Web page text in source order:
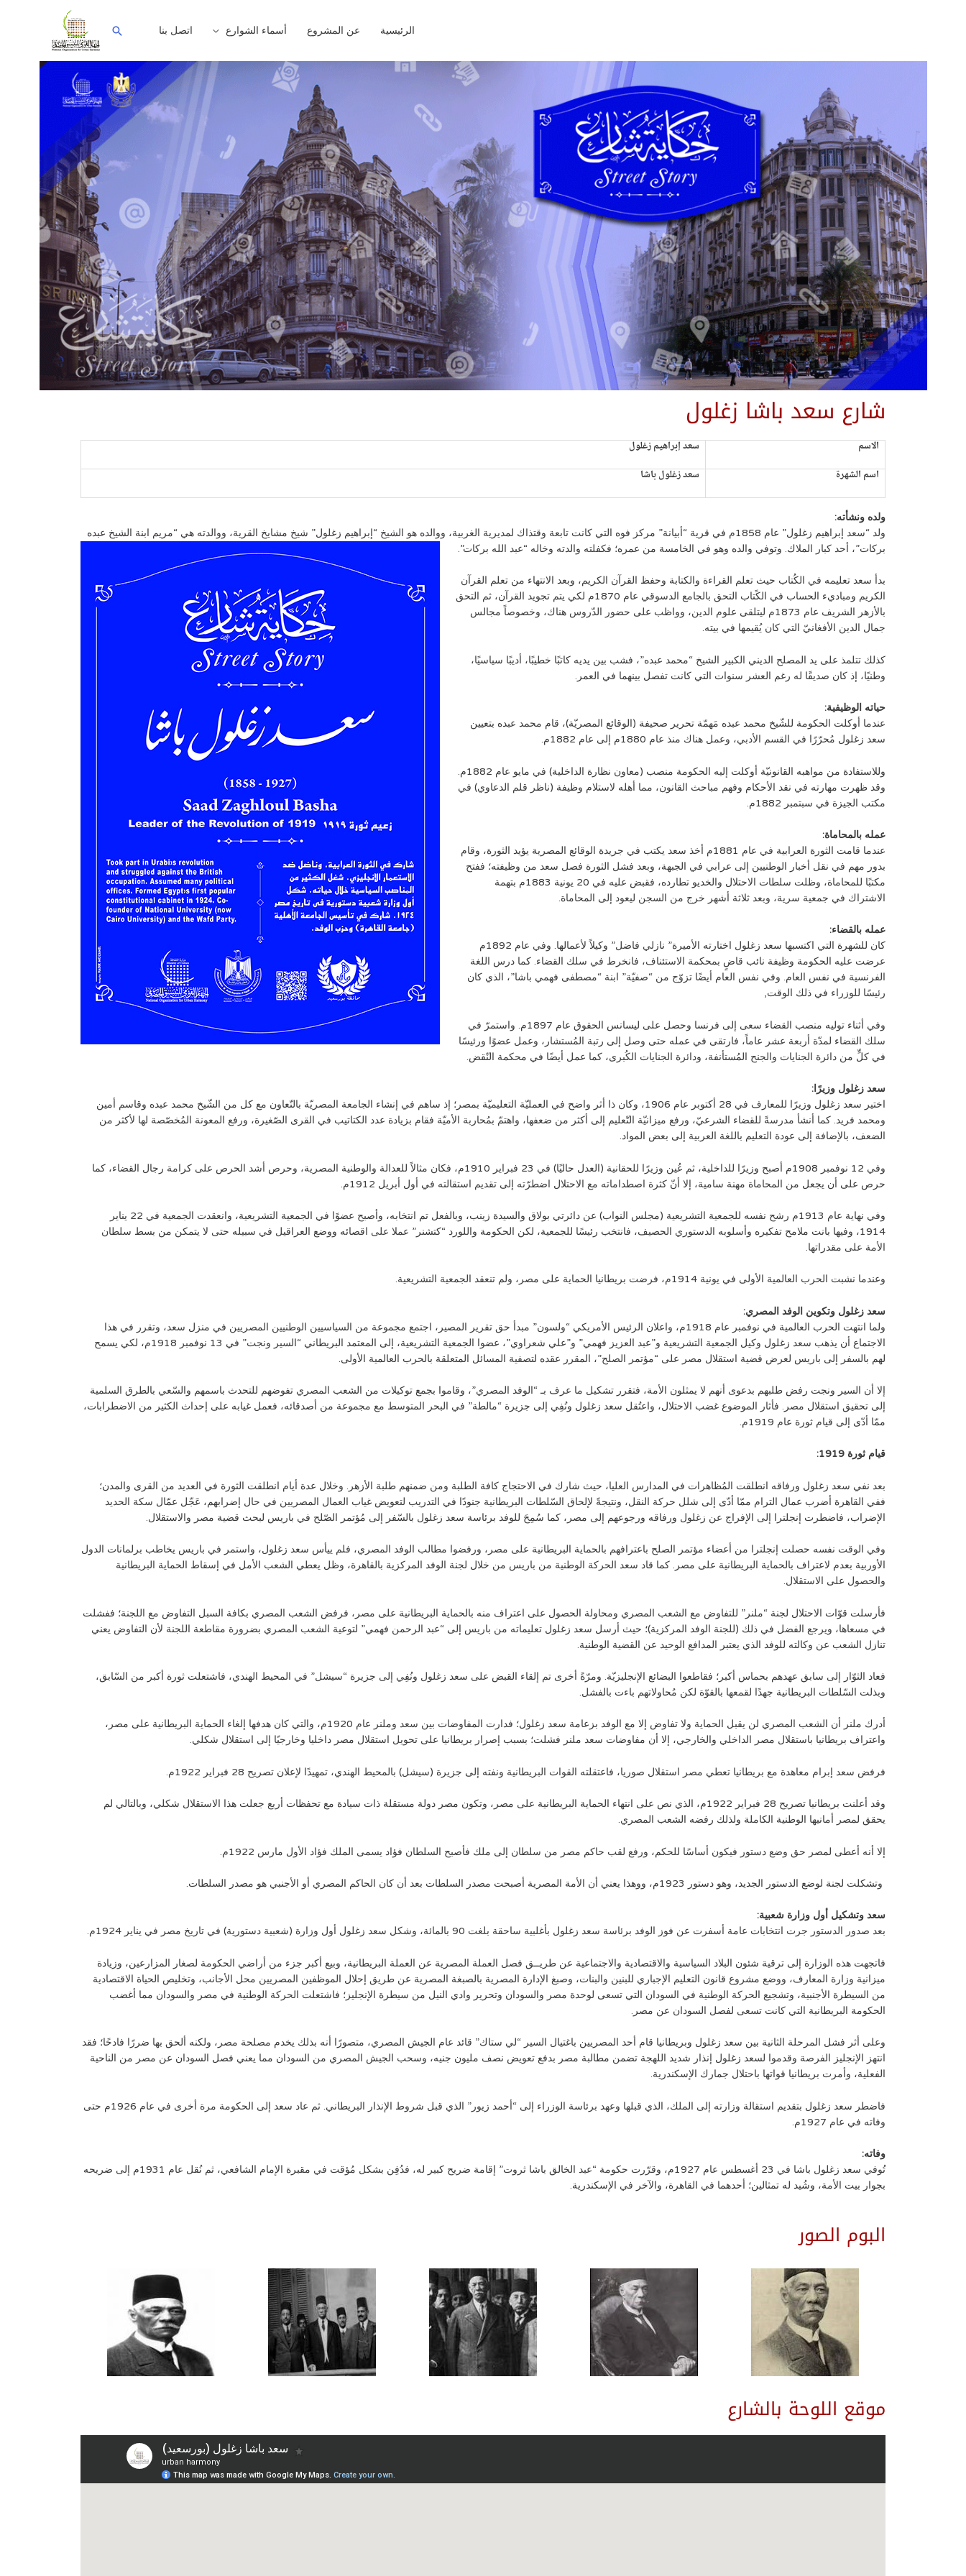
الرئيسية عن المشروع أسماء الشوارع اتصل بنا
شارع سعد باشا زغلول
الاسم
سعد إبراهيم زغلول
اسم الشهرة
سعد زغلول باشا
ولده ونشأته:
ولد “سعد إبراهيم زغلول” عام 1858م في قرية “أبيانة” مركز فوه التي كانت تابعة وقتذاك لمديرية الغربية، ووالده هو الشيخ “إبراهيم زغلول” شيخ مشايخ القرية، ووالدته هي “مريم ابنة الشيخ عبده
بركات”، أحد كبار الملاك. وتوفي والده وهو في الخامسة من عمره؛ فكفلته والدته وخاله “عبد الله بركات”.
بدأ سعد تعليمه في الكُتاب حيث تعلم القراءة والكتابة وحفظ القرآن الكريم، وبعد الانتهاء من تعلم القرآن
الكريم ومباديء الحساب في الكًتاب التحق بالجامع الدسوقي عام 1870م لكي يتم تجويد القرآن، ثم التحق
بالأزهر الشريف عام 1873م ليتلقى علوم الدين، وواظب على حضور الدّروس هناك، وخصوصاً مجالس
جمال الدين الأفغانيّ التي كان يُقيمها في بيته.
كذلك تتلمذ على يد المصلح الديني الكبير الشيخ “محمد عبده”، فشب بين يديه كاتبًا خطيبًا، أديبًا سياسيًا،
وطنيًا، إذ كان صديقًا له رغم العشر سنوات التي كانت تفصل بينهما في العمر.
حياته الوظيفية:
عندما أوكلت الحكومة للشّيخ محمد عبده مَهمّة تحرير صحيفة (الوقائع المصريّة)، قام محمد عبده بتعيين
سعد زغلول مُحرّرًا في القسم الأدبي، وعمل هناك منذ عام 1880م إلى عام 1882م.
وللاستفادة من مواهبه القانونيّة أوكلت إليه الحكومة منصب (معاون نظارة الداخلية) في مايو عام 1882م.
وقد ظهرت مهارته في نقد الأحكام وفهم مباحث القانون، مما أهله لاستلام وظيفة (ناظر قلم الدعاوي) في
مكتب الجيزة في سبتمبر 1882م.
عمله بالمحاماة:
عندما قامت الثورة العرابية في عام 1881م أخذ سعد يكتب في جريدة الوقائع المصرية يؤيد الثورة، وقام
بدور مهم في نقل أخبار الوطنيين إلى عرابي في الجبهة، وبعد فشل الثورة فصل سعد من وظيفته؛ ففتح
مكتبًا للمحاماة، وظلت سلطات الاحتلال والخديو تطارده، فقبض عليه في 20 يونية 1883م بتهمة
الاشتراك في جمعية سرية، وبعد ثلاثة أشهر خرج من السجن ليعود إلى المحاماة.
عمله بالقضاء:
كان للشهرة التي اكتسبها سعد زغلول اختارته الأميرة” نازلي فاضل” وكيلاً لأعمالها. وفي عام 1892م
عرضت عليه الحكومة وظيفة نائب قاضٍ بمحكمة الاستئناف، فانخرط في سلك القضاء. كما درس اللغة
الفرنسية في نفس العام. وفي نفس العام أيضًا تزوّج من “صفيّة” ابنة “مصطفى فهمي باشا”، الذي كان
رئيسًا للوزراء في ذلك الوقت,
وفي أثناء توليه منصب القضاء سعى إلى فرنسا وحصل على ليسانس الحقوق عام 1897م. واستمرّ في
سلك القضاء لمدّة أربعة عشر عاماً، فارتقى في عمله حتى وصل إلى رتبة المُستشار، وعمل عضوًا ورئيسًا
في كلٍّ من دائرة الجنايات والجنح المُستأنفة، ودائرة الجنايات الكُبرى، كما عمل أيضًا في محكمة النّقض.
سعد زغلول وزيرًا:
اختير سعد زغلول وزيرًا للمعارف في 28 أكتوبر عام 1906، وكان ذا أثر واضح في العمليّة التعليميّة بمصر؛ إذ ساهم في إنشاء الجامعة المصريّة بالتّعاون مع كل من الشّيخ محمد عبده وقاسم أمين
ومحمد فريد. كما أنشأ مدرسةً للقضاء الشرعيّ، ورفع ميزانيّة التّعليم إلى أكثر من ضعفها، واهتمّ بمُحاربة الأميّة فقام بزيادة عدد الكتاتيب في القرى الصّغيرة، ورفع المعونة المُخصّصة لها لأكثر من
الضعف، بالإضافة إلى عودة التعليم باللغة العربية إلى بعض المواد.
وفي 12 نوفمبر 1908م أصبح وزيرًا للداخلية، ثم عُين وزيرًا للحقانية (العدل حاليًا) في 23 فبراير 1910م، فكان مثالاً للعدالة والوطنية المصرية، وحرص أشد الحرص على كرامة رجال القضاء، كما
حرص على أن يجعل من المحاماة مهنة سامية، إلا أنّ كثرة اصطداماته مع الاحتلال اضطرّته إلى تقديم استقالته في أول أبريل 1912م.
وفي نهاية عام 1913م رشح نفسه للجمعية التشريعية (مجلس النواب) عن دائرتي بولاق والسيدة زينب، وبالفعل تم انتخابه، وأصبح عضوًا في الجمعية التشريعية، وانعقدت الجمعية في 22 يناير
1914، وفيها بانت ملامح تفكيره وأسلوبه الدستوري الحصيف، فانتخب رئيسًا للجمعية، لكن الحكومة واللورد “كتشنر” عملا على اقصائه ووضع العراقيل في سبيله حتى لا يتمكن من بسط سلطان
الأمة على مقدراتها.
وعندما نشبت الحرب العالمية الأولى في يونية 1914م، فرضت بريطانيا الحماية على مصر، ولم تنعقد الجمعية التشريعية.
سعد زغلول وتكوين الوفد المصري:
ولما انتهت الحرب العالمية في نوفمبر عام 1918م، واعلان الرئيس الأمريكي “ولسون” مبدأ حق تقرير المصير، اجتمع مجموعة من السياسيين الوطنيين المصريين في منزل سعد، وتقرر في هذا
الاجتماع أن يذهب سعد زغلول وكيل الجمعية التشريعية و”عبد العزيز فهمي” و”علي شعراوي”، عضوا الجمعية التشريعية، إلى المعتمد البريطاني “السير ونجت” في 13 نوفمبر 1918م، لكي يسمح
لهم بالسفر إلى باريس لعرض قضية استقلال مصر على “مؤتمر الصلح”، المقرر عقده لتصفية المسائل المتعلقة بالحرب العالمية الأولى.
إلا أن السير ونجت رفض طلبهم بدعوى أنهم لا يمثلون الأمة، فتقرر تشكيل ما عرف بـ “الوفد المصري”، وقاموا بجمع توكيلات من الشعب المصري تفوضهم للتحدث باسمهم والسّعي بالطرق السلمية
إلى تحقيق استقلال مصر. فأثار الموضوع غضب الاحتلال، واعتُقل سعد زغلول ونُفِي إلى جزيرة “مالطة” في البحر المتوسط مع مجموعة من أصدقائه، فعمل غيابه على إحداث الكثير من الاضطرابات،
ممّا أدّى إلى قيام ثورة عام 1919م.
قيام ثورة 1919:
بعد نفي سعد زغلول ورفاقه انطلقت المُظاهرات في المدارس العليا، حيث شارك في الاحتجاج كافة الطلبة ومن ضمنهم طلبة الأزهر. وخلال عدة أيام انطلقت الثورة في العديد من القرى والمدن؛
ففي القاهرة أضرب عمال الترام ممّا أدّى إلى شلل حركة النقل، ونتيجةً لإلحاق السّلطات البريطانية جنودًا في التدريب لتعويض غياب العمال المصريين في حال إضرابهم، عَجّل عمّال سكة الحديد
الإضراب، فاضطرت إنجلترا إلى الإفراج عن زغلول ورفاقه ورجوعهم إلى مصر، كما سُمِحَ للوفد برئاسة سعد زغلول بالسّفر إلى مُؤتمر الصّلح في باريس لبحث قضية مصر والاستقلال.
وفي الوقت نفسه حصلت إنجلترا من أعضاء مؤتمر الصلح باعترافهم بالحماية البريطانية على مصر، ورفضوا مطالب الوفد المصري، فلم ييأس سعد زغلول، واستمر في باريس يخاطب برلمانات الدول
الأوربية بعدم لاعتراف بالحماية البريطانية على مصر. كما قاد سعد الحركة الوطنية من باريس من خلال لجنة الوفد المركزية بالقاهرة، وظل يعطي الشعب الأمل في إسقاط الحماية البريطانية
والحصول على الاستقلال.
فأرسلت قوّات الاحتلال لجنة “ملنر” للتفاوض مع الشعب المصري ومحاولة الحصول على اعتراف منه بالحماية البريطانية على مصر، فرفض الشعب المصري بكافة السبل التفاوض مع اللجنة؛ ففشلت
في مسعاها، ويرجع الفضل في ذلك (للجنة الوفد المركزية)؛ حيث أرسل سعد زغلول تعليماته من باريس إلى “عبد الرحمن فهمي” لتوعية الشعب المصري بضرورة مقاطعة اللجنة لأن التفاوض يعني
تنازل الشعب عن وكالته للوفد الذي يعتبر المدافع الوحيد عن القضية الوطنية.
فعاد الثوّار إلى سابق عهدهم بحماس أكبر؛ فقاطعوا البضائع الإنجليزيّة. ومرّةً أخرى تم إلقاء القبض على سعد زغلول ونُفِي إلى جزيرة “سيشل” في المحيط الهندي، فاشتعلت ثورة أكبر من السّابق،
وبذلت السّلطات البريطانية جهدًا لقمعها بالقوّة لكن مُحاولاتهم باءت بالفشل.
أدرك ملنر أن الشعب المصري لن يقبل الحماية ولا تفاوض إلا مع الوفد بزعامة سعد زغلول؛ فدارت المفاوضات بين سعد وملنر عام 1920م، والتي كان هدفها إلغاء الحماية البريطانية على مصر،
واعتراف بريطانيا باستقلال مصر الداخلي والخارجي، إلا أن مفاوضات سعد ملنر فشلت؛ بسبب إصرار بريطانيا على تحويل استقلال مصر داخليا وخارجيًا إلى استقلال شكلي.
فرفض سعد إبرام معاهدة مع بريطانيا تعطي مصر استقلال صوريا، فاعتقلته القوات البريطانية ونفته إلى جزيرة (سيشل) بالمحيط الهندي، تمهيدًا لإعلان تصريح 28 فبراير 1922م.
وقد أعلنت بريطانيا تصريح 28 فبراير 1922م، الذي نص على انتهاء الحماية البريطانية على مصر، وتكون مصر دولة مستقلة ذات سيادة مع تحفظات أربع جعلت هذا الاستقلال شكلي، وبالتالي لم
يحقق لمصر أمانيها الوطنية الكاملة ولذلك رفضه الشعب المصري.
إلا أنه أعطى لمصر حق وضع دستور فيكون أساسًا للحكم، ورفع لقب حاكم مصر من سلطان إلى ملك فأصبح السلطان فؤاد يسمى الملك فؤاد الأول مارس 1922م.
وتشكلت لجنة لوضع الدستور الجديد، وهو دستور 1923م، ووهذا يعني أن الأمة المصرية أصبحت مصدر السلطات بعد أن كان الحاكم المصري أو الأجنبي هو مصدر السلطات.
سعد وتشكيل أول وزارة شعبية:
بعد صدور الدستور جرت انتخابات عامة أسفرت عن فوز الوفد برئاسة سعد زغلول بأغلبية ساحقة بلغت 90 بالمائة، وشكل سعد زغلول أول وزارة (شعبية دستورية) في تاريخ مصر في يناير 1924م.
فاتجهت هذه الوزارة إلى ترقية شئون البلاد السياسية والاقتصادية والاجتماعية عن طريــق فصل العملة المصرية عن العملة البريطانية، وبيع أكبر جزء من أراضي الحكومة لصغار المزارعين، وزيادة
ميزانية وزارة المعارف، ووضع مشروع قانون التعليم الإجباري للبنين والبنات، وصبغ الإدارة المصرية بالصبغة المصرية عن طريق إحلال الموظفين المصريين محل الأجانب، وتخليص الحياة الاقتصادية
من السيطرة الأجنبية، وتشجيع الحركة الوطنية في السودان التي تسعى لوحدة مصر والسودان وتحرير وادي النيل من سيطرة الإنجليز؛ فاشتعلت الحركة الوطنية في مصر والسودان مما أغضب
الحكومة البريطانية التي كانت تسعى لفصل السودان عن مصر.
وعلى أثر فشل المرحلة الثانية بين سعد زغلول وبريطانيا قام أحد المصريين باغتيال السير “لي ستاك” قائد عام الجيش المصري، متصورًا أنه بذلك يخدم مصلحة مصر، ولكنه ألحق بها ضررًا فادحًا؛ فقد
انتهز الإنجليز الفرصة وقدموا لسعد زغلول إنذار شديد اللهجة تضمن مطالبة مصر بدفع تعويض نصف مليون جنيه، وسحب الجيش المصري من السودان مما يعني فصل السودان عن مصر من الناحية
الفعلية، وأمرت بريطانيا قواتها باحتلال جمارك الإسكندرية.
فاضطر سعد زغلول بتقديم استقالة وزارته إلى الملك، الذي قبلها وعهد برئاسة الوزراء إلى “أحمد زيور” الذي قبل شروط الإنذار البريطاني. ثم عاد سعد إلى الحكومة مرة أخرى في عام 1926م حتى
وفاته في عام 1927م.
وفاته:
تُوفي سعد زغلول باشا في 23 أغسطس عام 1927م، وقرّرت حكومة “عبد الخالق باشا ثروت” إقامة ضريح كبير له، فدُفِن بشكل مُؤقت في مقبرة الإمام الشافعي، ثم نُقل عام 1931م إلى ضريحه
بجوار بيت الأمة، وشُيد له تمثالين؛ أحدهما في القاهرة، والآخر في الإسكندرية.
البوم الصور
موقع اللوحة بالشارع